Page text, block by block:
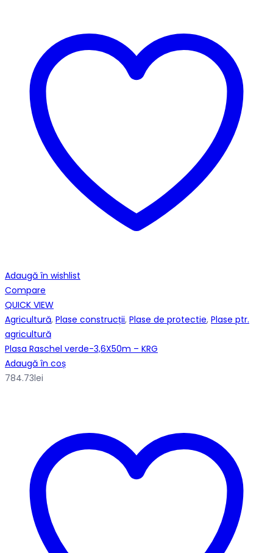
Adaugă în wishlist
Compare
QUICK VIEW
Agricultură, Plase construcții, Plase de protectie, Plase ptr.
agricultură
Plasa Raschel verde-3,6X50m – KRG
Adaugă în coș
784.73lei